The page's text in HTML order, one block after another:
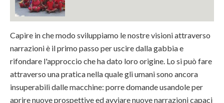
Capire in che modo sviluppiamo le nostre visioni attraverso
narrazioni è il primo passo per uscire dalla gabbia e
rifondare l'approccio che ha dato loro origine. Lo si può fare
attraverso una pratica nella quale gli umani sono ancora
insuperabili dalle macchine: porre domande usandole per
aprire nuove prospettive ed avviare nuove narrazioni capaci